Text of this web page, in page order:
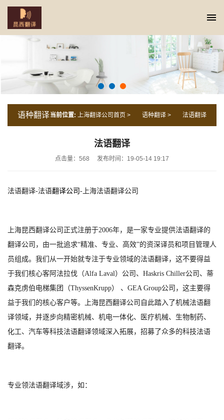
1 2 3
语种翻译当前位置: 上海翻译公司首页 > 语种翻译 > 法语翻译
法语翻译
点击量：568 发布时间：19-05-14 19:17
法语翻译-法语翻译公司 - 上海法语翻译公司
上海昆西翻译公司正式注册于2006年，是一家专业提供法语翻译的
翻译公司，由一批追求“精准、专业、高效”的资深译员和项目管理人
员组成。我们从一开始就专注于专业领域的法语翻译，这不要得益
于我们核心客阿法拉伐（Alfa Laval）公司、Haskris Chiller公司、蒂
森克虏伯电梯集团（ThyssenKrupp） 、GEA Group公司 ，这主要得
益于我们的核心客户等。上海昆西翻译公司自此踏入了机械法语翻
译领域，并逐步向精密机械、机电一体化、医疗机械、生物制药、
化工、汽车等科技法语翻译领域深入拓展，招募了众多的科技法语
翻译。
专业领法语翻译域涉，如：